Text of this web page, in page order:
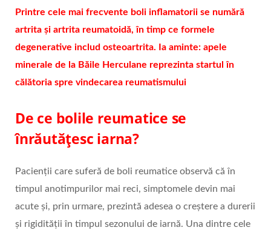
Printre cele mai frecvente boli inflamatorii se numără
artrita și artrita reumatoidă, în timp ce formele
degenerative includ osteoartrita. Ia aminte: apele
minerale de la Băile Herculane reprezinta startul în
călătoria spre vindecarea reumatismului
De ce bolile reumatice se
înrăutățesc iarna?
Pacienții care suferă de boli reumatice observă că în
timpul anotimpurilor mai reci, simptomele devin mai
acute și, prin urmare, prezintă adesea o creștere a durerii
și rigidității în timpul sezonului de iarnă. Una dintre cele